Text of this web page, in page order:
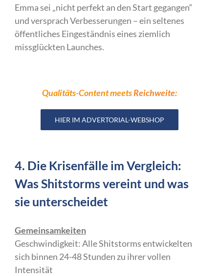
Emma sei „nicht perfekt an den Start gegangen“
und versprach Verbesserungen – ein seltenes
öffentliches Eingeständnis eines ziemlich
missglückten Launches.
Qualitäts-Content meetsReichweite:
HIER IM ADVERTORIAL-WEBSHOP
4. Die Krisenfälle im Vergleich:
Was Shitstorms vereint und was
sie unterscheidet
Gemeinsamkeiten
Geschwindigkeit: Alle Shitstorms entwickelten
sich binnen 24-48 Stunden zu ihrer vollen
Intensität